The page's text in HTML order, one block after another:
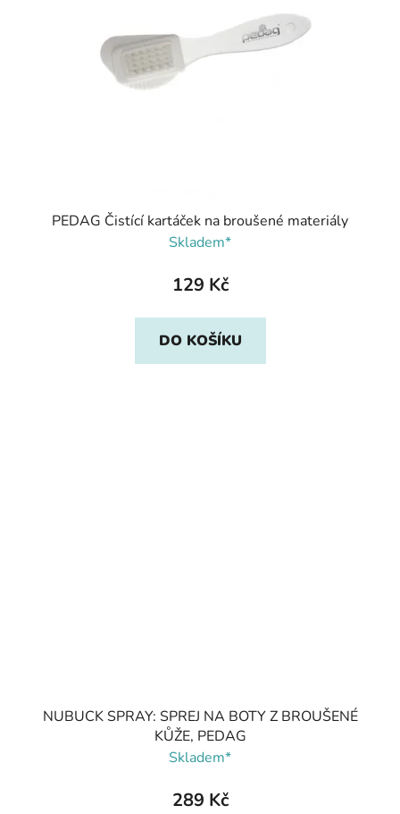
PEDAG Čistící kartáček na broušené materiály
Skladem*
129 Kč
DO KOŠÍKU
NUBUCK SPRAY: SPREJ NA BOTY Z BROUŠENÉ
KŮŽE, PEDAG
Skladem*
289 Kč